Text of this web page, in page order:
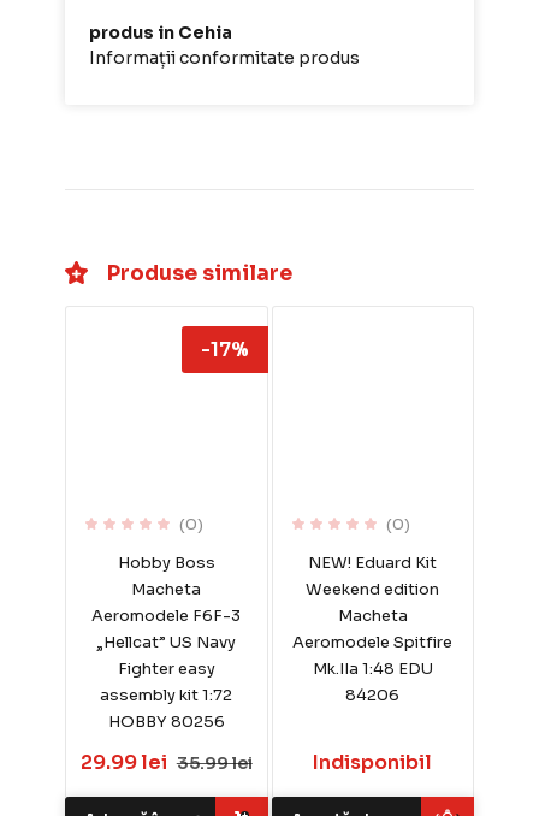
produs in Cehia
Informații conformitate produs
Produse similare
(0)
Hobby Boss
Macheta
Aeromodele F6F-3
„Hellcat” US Navy
Fighter easy
assembly kit 1:72
HOBBY 80256
29.99 lei 35.99 lei
-17%
(0)
NEW! Eduard Kit
Weekend edition
Macheta
Aeromodele Spitfire
Mk.IIa 1:48 EDU
84206
Indisponibil